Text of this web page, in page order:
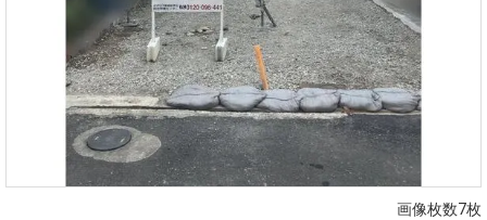
画像枚数7枚